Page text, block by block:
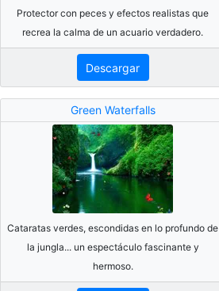
Protector con peces y efectos realistas que
recrea la calma de un acuario verdadero.
Descargar
Green Waterfalls
Cataratas verdes, escondidas en lo profundo de
la jungla... un espectáculo fascinante y
hermoso.